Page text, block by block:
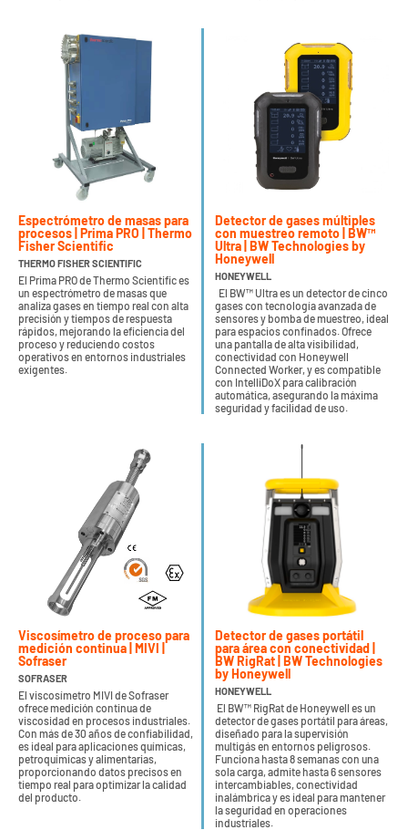
Espectrómetro de masas para
procesos | Prima PRO | Thermo
Fisher Scientific
THERMO FISHER SCIENTIFIC
El Prima PRO de Thermo Scientific es
un espectrómetro de masas que
analiza gases en tiempo real con alta
precisión y tiempos de respuesta
rápidos, mejorando la eficiencia del
proceso y reduciendo costos
operativos en entornos industriales
exigentes.
Detector de gases múltiples
con muestreo remoto | BW™
Ultra | BW Technologies by
Honeywell
HONEYWELL
El BW™ Ultra es un detector de cinco
gases con tecnología avanzada de
sensores y bomba de muestreo, ideal
para espacios confinados. Ofrece
una pantalla de alta visibilidad,
conectividad con Honeywell
Connected Worker, y es compatible
con IntelliDoX para calibración
automática, asegurando la máxima
seguridad y facilidad de uso.
Viscosímetro de proceso para
medición continua | MIVI |
Sofraser
SOFRASER
El viscosímetro MIVI de Sofraser
ofrece medición continua de
viscosidad en procesos industriales.
Con más de 30 años de confiabilidad,
es ideal para aplicaciones químicas,
petroquímicas y alimentarias,
proporcionando datos precisos en
tiempo real para optimizar la calidad
del producto.
Detector de gases portátil
para área con conectividad |
BW RigRat | BW Technologies
by Honeywell
HONEYWELL
El BW™ RigRat de Honeywell es un
detector de gases portátil para áreas,
diseñado para la supervisión
multigás en entornos peligrosos.
Funciona hasta 8 semanas con una
sola carga, admite hasta 6 sensores
intercambiables, conectividad
inalámbrica y es ideal para mantener
la seguridad en operaciones
industriales.